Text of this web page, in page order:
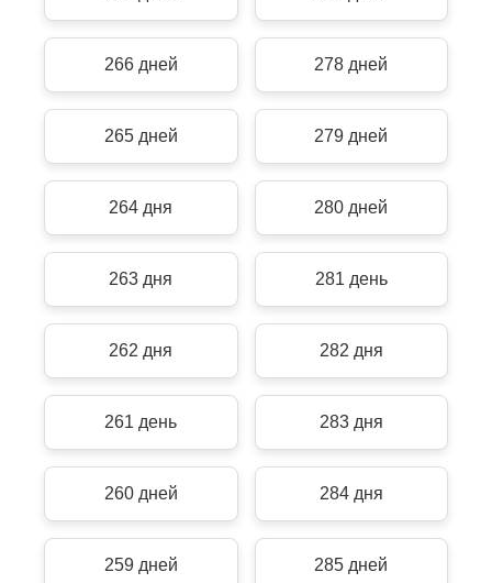
266 дней 278 дней
265 дней 279 дней
264 дня 280 дней
263 дня 281 день
262 дня 282 дня
261 день 283 дня
260 дней 284 дня
259 дней 285 дней